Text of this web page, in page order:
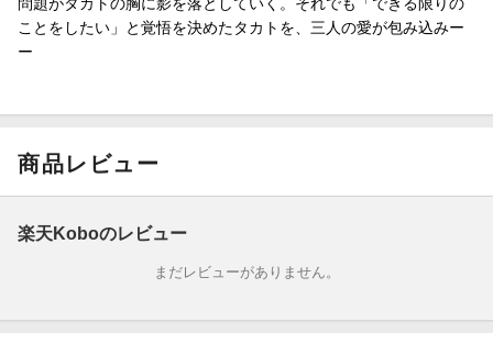
ことをしたい」と覚悟を決めたタカトを、三人の愛が包み込みー
ー
商品レビュー
楽天Koboのレビュー
まだレビューがありません。